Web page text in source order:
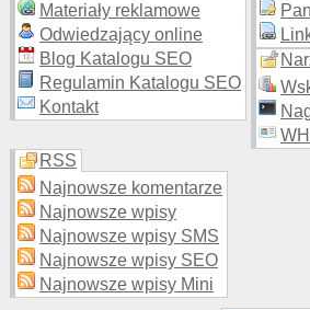
Materiały reklamowe
Odwiedzający online
Blog Katalogu SEO
Regulamin Katalogu SEO
Kontakt
RSS
Najnowsze komentarze
Najnowsze wpisy
Najnowsze wpisy SMS
Najnowsze wpisy SEO
Najnowsze wpisy Mini